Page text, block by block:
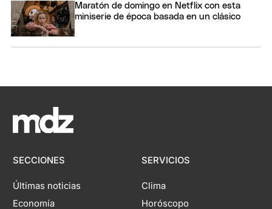
Maratón de domingo en Netflix con esta
miniserie de época basada en un clásico
SECCIONES
Últimas noticias
Economía
SERVICIOS
Clima
Horóscopo